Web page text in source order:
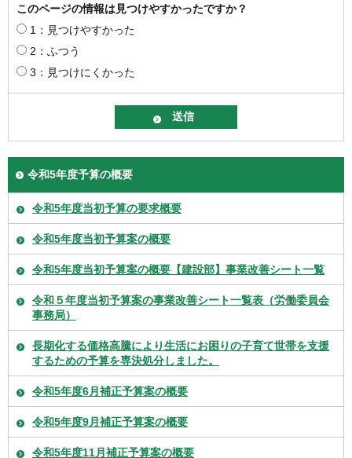
このページの情報は見つけやすかったですか？
1：見つけやすかった
2：ふつう
3：見つけにくかった
令和5年度予算の概要
令和5年度当初予算の要求概要
令和5年度当初予算案の概要
令和5年度当初予算案の概要【建設部】事業改善シート一覧
令和５年度当初予算案の事業改善シート一覧表（労働委員会
事務局）
長期化する価格高騰により生活にお困りの子育て世帯を支援
するための予算を専決処分しました。
令和5年度6月補正予算案の概要
令和5年度9月補正予算案の概要
令和5年度11月補正予算案の概要